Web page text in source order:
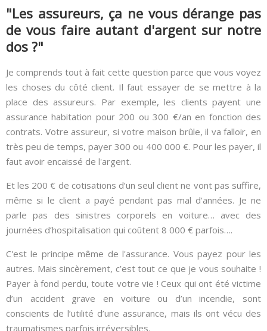
"Les assureurs, ça ne vous dérange pas
de vous faire autant d'argent sur notre
dos ?"
Je comprends tout à fait cette question parce que vous voyez
les choses du côté client. Il faut essayer de se mettre à la
place des assureurs. Par exemple, les clients payent une
assurance habitation pour 200 ou 300 €/an en fonction des
contrats. Votre assureur, si votre maison brûle, il va falloir, en
très peu de temps, payer 300 ou 400 000 €. Pour les payer, il
faut avoir encaissé de l'argent.
Et les 200 € de cotisations d’un seul client ne vont pas suffire,
même si le client a payé pendant pas mal d'années. Je ne
parle pas des sinistres corporels en voiture… avec des
journées d’hospitalisation qui coûtent 8 000 € parfois….
C'est le principe même de l'assurance. Vous payez pour les
autres. Mais sincèrement, c’est tout ce que je vous souhaite !
Payer à fond perdu, toute votre vie ! Ceux qui ont été victime
d’un accident grave en voiture ou d’un incendie, sont
conscients de l’utilité d’une assurance, mais ils ont vécu des
traumatismes parfois irréversibles.